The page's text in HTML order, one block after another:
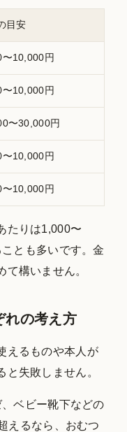
目安
10,000円
10,000円
〜30,000円
10,000円
10,000円
たりは1,000〜
とも多いです。金
構いません。
れの考え方
えるものや本人が
失敗しません。
ベビー靴下などの
えるなら、おむつ